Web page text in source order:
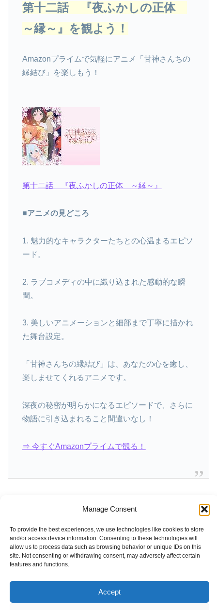
Manage Consent
To provide the best experiences, we use technologies like cookies to store
and/or access device information. Consenting to these technologies will
allow us to process data such as browsing behavior or unique IDs on this
site. Not consenting or withdrawing consent, may adversely affect certain
features and functions.
Accept
第十二話 『夜ふかしの正体
～縁～』を観よう！
Amazonプライムで気軽にアニメ「甘神さんちの
縁結び」を楽しもう！
第十二話 『夜ふかしの正体 ～縁～』
■アニメの見どころ
1. 魅力的なキャラクターたちとの心温まるエピソ
ード。
2. ラブコメディの中に織り込まれた感動的な瞬
間。
3. 美しいアニメーションと細部まで丁寧に描かれ
た舞台設定。
「甘神さんちの縁結び」は、あなたの心を癒し、
楽しませてくれるアニメです。
深夜の秘密が明らかになるエピソードで、さらに
物語に引き込まれること間違いなし！
⇒ 今すぐAmazonプライムで観る！